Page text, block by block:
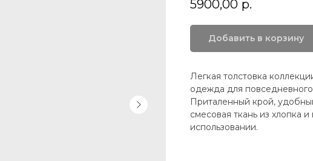
5900,00 р.
Добавить в корзину
Легкая толстовка
одежда для
Приталенный крой,
смесовая ткань из хлопка
использовании.